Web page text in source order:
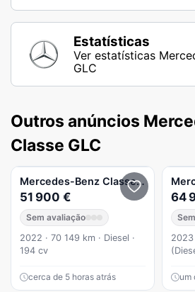
Estatísticas
Ver estatísticas
GLC
Outros anúncios
Classe GLC
Mercedes-Benz Classe GLC GLC
51 900 €
Sem avaliação
2022 · 70 149 km · Diesel ·
194 cv
cerca de 5 horas atrás
64
2023
um